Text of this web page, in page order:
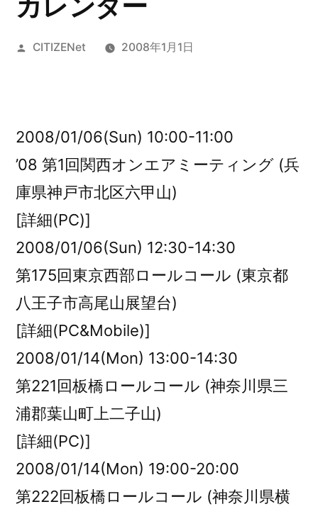
投
CITIZENet 2008年1月1日
2008/01/06(Sun) 10:00-11:00
’08 第1回関西オンエアミーティング (兵
庫県神戸市北区六甲山)
[詳細(PC)]
2008/01/06(Sun) 12:30-14:30
第175回東京西部ロールコール (東京都
八王子市高尾山展望台)
[詳細(PC&Mobile)]
2008/01/14(Mon) 13:00-14:30
第221回板橋ロールコール (神奈川県三
浦郡葉山町上二子山)
[詳細(PC)]
2008/01/14(Mon) 19:00-20:00
第222回板橋ロールコール (神奈川県横